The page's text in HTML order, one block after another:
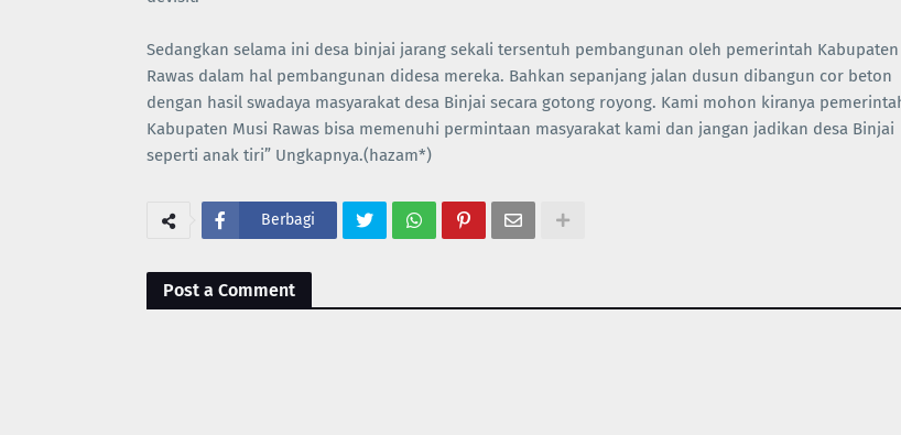
Sedangkan selama ini desa binjai jarang sekali tersentuh pembangunan oleh pemerintah Kabupaten
Rawas dalam hal pembangunan didesa mereka. Bahkan sepanjang jalan dusun dibangun cor beton
dengan hasil swadaya masyarakat desa Binjai secara gotong royong. Kami mohon kiranya
Kabupaten Musi Rawas bisa memenuhi permintaan masyarakat kami dan jangan jadikan desa Binjai
seperti anak tiri” Ungkapnya.(hazam*)
Berbagi
Post a Comment